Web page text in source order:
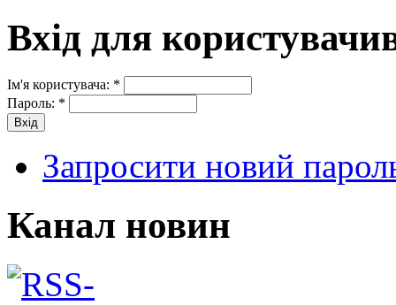
Вхід для
Ім'я користувача: *
Пароль: *
Запросити новий
Канал новин